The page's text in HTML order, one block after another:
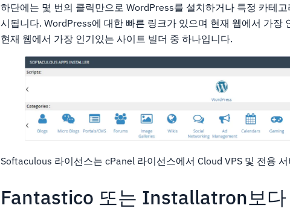
하단에는 몇 번의 클릭만으로 WordPress를 설치하거나 특정 카테
시됩니다. WordPress에 대한 빠른 링크가 있으며 현재 웹에서 가장
현재 웹에서 가장 인기있는 사이트 빌더 중 하나입니다.
Softaculous 라이선스는 cPanel 라이선스에서 Cloud VPS 및 전용
Fantastico 또는 Installatron보